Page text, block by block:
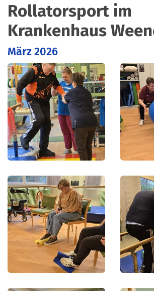
Rollatorsport im
Krankenhaus
März 2026